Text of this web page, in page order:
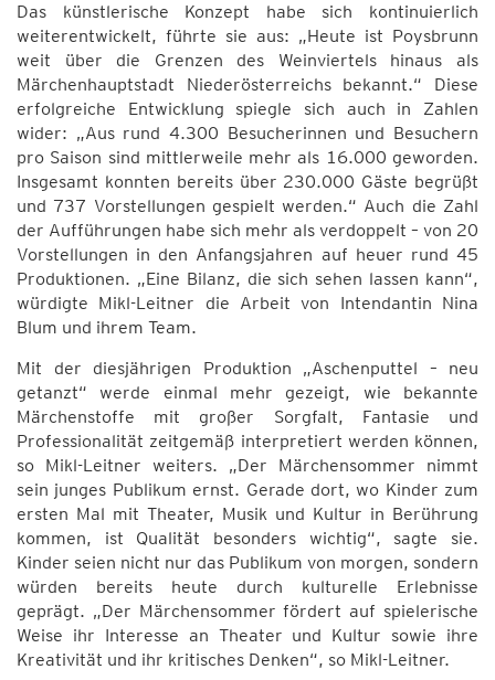
Das künstlerische Konzept habe sich kontinuierlich
weiterentwickelt, führte sie aus: „Heute ist Poysbrunn
weit über die Grenzen des Weinviertels hinaus als
Märchenhauptstadt Niederösterreichs bekannt.“ Diese
erfolgreiche Entwicklung spiegle sich auch in Zahlen
wider: „Aus rund 4.300 Besucherinnen und Besuchern
pro Saison sind mittlerweile mehr als 16.000 geworden.
Insgesamt konnten bereits über 230.000 Gäste begrüßt
und 737 Vorstellungen gespielt werden.“ Auch die Zahl
der Aufführungen habe sich mehr als verdoppelt – von 20
Vorstellungen in den Anfangsjahren auf heuer rund 45
Produktionen. „Eine Bilanz, die sich sehen lassen kann“,
würdigte Mikl-Leitner die Arbeit von Intendantin Nina
Blum und ihrem Team.
Mit der diesjährigen Produktion „Aschenputtel – neu
getanzt“ werde einmal mehr gezeigt, wie bekannte
Märchenstoffe mit großer Sorgfalt, Fantasie und
Professionalität zeitgemäß interpretiert werden können,
so Mikl-Leitner weiters. „Der Märchensommer nimmt
sein junges Publikum ernst. Gerade dort, wo Kinder zum
ersten Mal mit Theater, Musik und Kultur in Berührung
kommen, ist Qualität besonders wichtig“, sagte sie.
Kinder seien nicht nur das Publikum von morgen, sondern
würden bereits heute durch kulturelle Erlebnisse
geprägt. „Der Märchensommer fördert auf spielerische
Weise ihr Interesse an Theater und Kultur sowie ihre
Kreativität und ihr kritisches Denken“, so Mikl-Leitner.